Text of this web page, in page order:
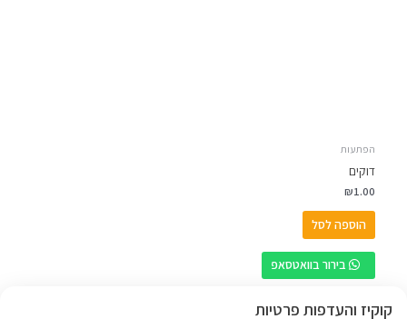
הפתעות
דוקים
₪1.00
הוספה לסל
בירור בוואטסאפ
קוקיז והעדפות פרטיות